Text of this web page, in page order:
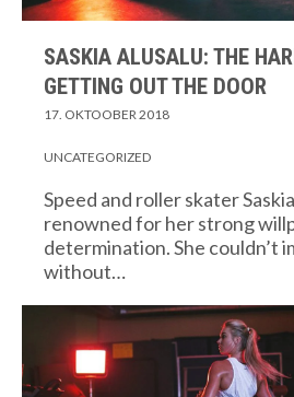
SASKIA ALUSALU: THE
GETTING OUT THE DOOR
17. OKTOOBER 2018
UNCATEGORIZED
Speed and roller skater
renowned for her strong
determination. She couldn’t
without…